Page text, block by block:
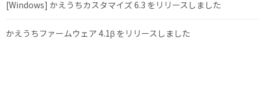
[Windows] かえうちカスタマイズ 6.3 をリリースしました
かえうちファームウェア 4.1β をリリースしました